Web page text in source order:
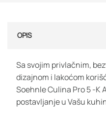
OPIS
Sa svojim privlačnim,
dizajnom i lakoćom
Soehnle Culina Pro 5 -K
postavljanje u Vašu